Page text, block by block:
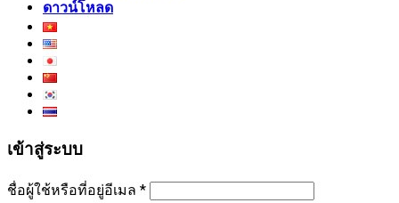
ดาวน์โหลด
เข้าสู่ระบบ
ชื่อผู้ใช้หรือที่อยู่อีเมล *